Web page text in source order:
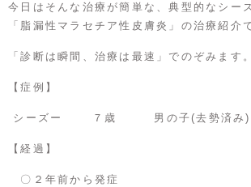
今日はそんな治療が簡単な、典型的なシー
「脂漏性マラセチア性皮膚炎」の治療紹介
「診断は瞬間、治療は最速」でのぞみます。
【症例】
シーズー ７歳 男の子(去勢済み)
【経過】
〇２年前から発症